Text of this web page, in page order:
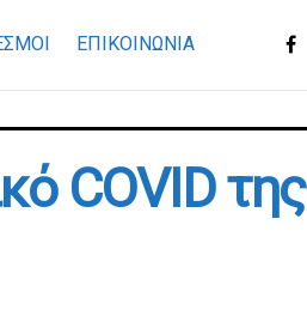
ΕΠΙΚΟΙΝΩΝΊΑ
COVID της